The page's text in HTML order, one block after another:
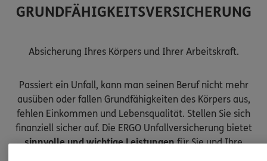
GRUNDFÄHIGKEITSVERSICHERUNG
Absicherung Ihres Körpers und Ihrer Arbeitskraft.
Passiert ein Unfall, kann man seinen Beruf nicht mehr
ausüben oder fallen Grundfähigkeiten des Körpers aus,
fehlen Einkommen und Lebensqualität. Stellen Sie sich
finanziell sicher auf. Die ERGO Unfallversicherung bietet
sinnvolle und wichtige Leistungenfür Sie und Ihre